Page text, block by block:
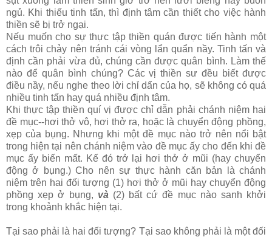
ngủ. Khi thiếu tinh tấn, thì định tâm cần thiết cho việc hành
thiền sẽ bị trở ngại.
Nếu muốn cho sự thực tập thiền quán được tiến hành một
cách trôi chảy nên tránh cái vòng lẩn quẩn nầy. Tinh tấn và
định cần phải vừa đủ, chúng cần được quân bình. Làm thế
nào để quân bình chúng? Các vị thiền sư đều biết được
điều nầy, nếu nghe theo lời chỉ dẩn của họ, sẽ không có quá
nhiều tinh tấn hay quá nhiều định tâm.
Khi thực tập thiền quí vị được chỉ dẫn phải chánh niệm hai
đề mục--hơi thở vô, hơi thở ra, hoặc là chuyển động phồng,
xẹp của bụng. Nhưng khi một đề mục nào trở nên nổi bật
trong hiện tại nên chánh niệm vào đề mục ấy cho đến khi đề
mục ấy biến mất. Kế đó trở lại hơi thở ở mũi (hay chuyển
động ở bụng.) Cho nên sự thực hành căn bản là chánh
niệm trên hai đối tượng (1) hơi thở ở mũi hay chuyển động
phồng xẹp ở bụng, và (2) bất cứ đề mục nào sanh khởi
trong khoảnh khắc hiện tại.
Tại sao phải là hai đối tượng? Tại sao không phải là một đối